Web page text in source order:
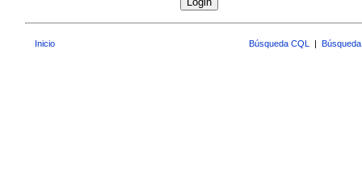
Inicio Búsqueda CQL |